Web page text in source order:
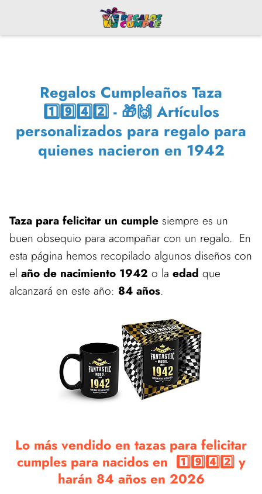
Regalos Cumpleaños Taza
1️⃣9️⃣4️⃣2️⃣ - 🎁🙌 Artículos
personalizados para regalo para
quienes nacieron en 1942
Taza para felicitar un cumple siempre es un
buen obsequio para acompañar con un regalo. En
esta página hemos recopilado algunos diseños con
el año de nacimiento 1942 o la edad que
alcanzará en este año: 84 años.
Lo más vendido en tazas para felicitar
cumples para nacidos en 1️⃣9️⃣4️⃣2️⃣ y
harán 84 años en 2026